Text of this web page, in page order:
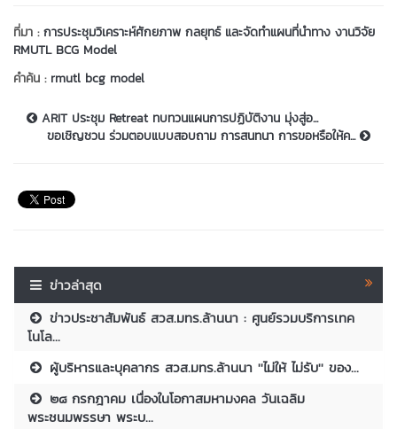
ที่มา :การประชุมวิเคราะห์ศักยภาพ กลยุทธ์ และจัดทำแผนที่นำทาง งานวิจัย
RMUTL BCG Model
คำค้น : rmutl bcg model
ARIT ประชุม Retreat ทบทวนแผนการปฏิบัติงาน มุ่งสู่อ...
ขอเชิญชวน ร่วมตอบแบบสอบถาม การสนทนา การขอหรือให้ค...
ข่าวล่าสุด
ข่าวประชาสัมพันธ์ สวส.มทร.ล้านนา : ศูนย์รวมบริการเทค
โนโล...
ผู้บริหารและบุคลากร สวส.มทร.ล้านนา ''ไม่ให้ ไม่รับ'' ของ...
๒๘ กรกฎาคม เนื่องในโอกาสมหามงคล วันเฉลิม
พระชนมพรรษา พระบ...